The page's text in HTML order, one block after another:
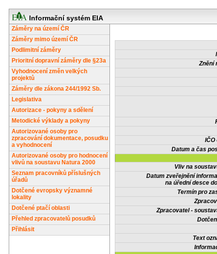
Informační systém EIA
Záměry na území ČR
Záměry mimo území ČR
Podlimitní záměry
Prioritní dopravní záměry dle §23a
Vyhodnocení změn velkých
projektů
Záměry dle zákona 244/1992 Sb.
Legislativa
Autorizace - pokyny a sdělení
Metodické výklady a pokyny
Autorizované osoby pro
zpracování dokumentace, posudku
a vyhodnocení
Autorizované osoby pro hodnocení
vlivů na soustavu Natura 2000
Seznam pracovníků příslušných
úřadů
Dotčené evropsky významné
lokality
Dotčené ptačí oblasti
Přehled zpracovatelů posudků
Přihlásit
Znění
IČO
Datum a čas
Vliv na
Datum zveřejnění
na úřední desce
Termín pro
Zpracovatel -
Text